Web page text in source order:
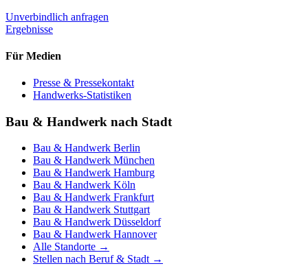
Unverbindlich anfragen
Ergebnisse
Für Medien
Presse & Pressekontakt
Handwerks-Statistiken
Bau & Handwerk nach Stadt
Bau & Handwerk Berlin
Bau & Handwerk München
Bau & Handwerk Hamburg
Bau & Handwerk Köln
Bau & Handwerk Frankfurt
Bau & Handwerk Stuttgart
Bau & Handwerk Düsseldorf
Bau & Handwerk Hannover
Alle Standorte →
Stellen nach Beruf & Stadt →